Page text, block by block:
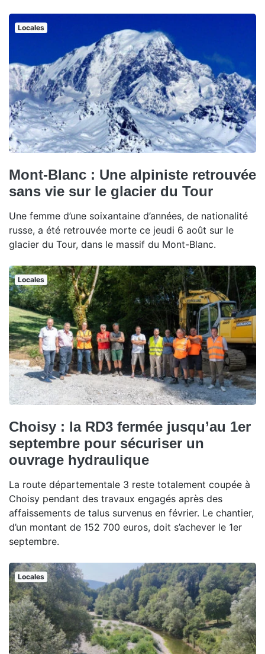
Locales
Mont-Blanc : Une alpiniste retrouvée
sans vie sur le glacier du Tour
Une femme d’une soixantaine d’années, de nationalité
russe, a été retrouvée morte ce jeudi 6 août sur le
glacier du Tour, dans le massif du Mont-Blanc.
Locales
Choisy : la RD3 fermée jusqu’au 1er
septembre pour sécuriser un
ouvrage hydraulique
La route départementale 3 reste totalement coupée à
Choisy pendant des travaux engagés après des
affaissements de talus survenus en février. Le chantier,
d’un montant de 152 700 euros, doit s’achever le 1er
septembre.
Locales